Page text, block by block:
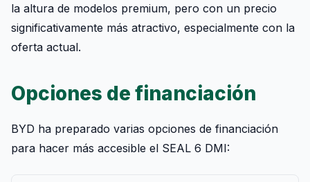
la altura de modelos premium, pero con un precio
significativamente más atractivo, especialmente con la
oferta actual.
Opciones de financiación
BYD ha preparado varias opciones de financiación
para hacer más accesible el SEAL 6 DMI: